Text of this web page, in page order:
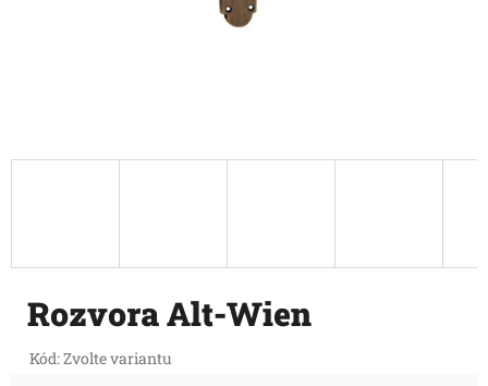
Rozvora Alt-Wien
Kód:Zvolte variantu